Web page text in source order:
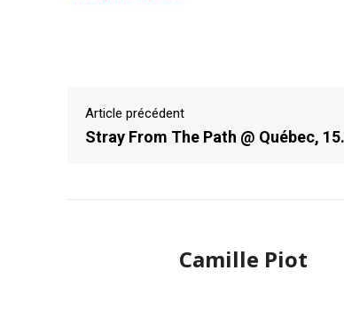
Article précédent
Stray From The Path @ Québec,
Camille Piot